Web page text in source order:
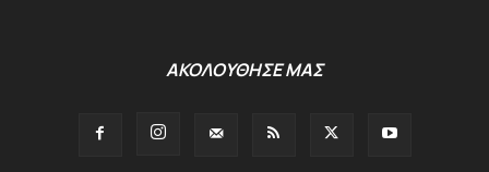
ΑΚΟΛΟΥΘΗΣΕ ΜΑΣ